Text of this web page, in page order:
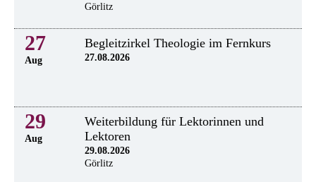
Görlitz
27
Aug
Begleitzirkel Theologie im Fernkurs
27.08.2026
29
Aug
Weiterbildung für Lektorinnen und
Lektoren
29.08.2026
Görlitz